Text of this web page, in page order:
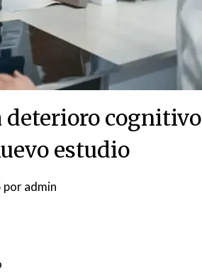
deterioro cognitivo
estudio
poradmin